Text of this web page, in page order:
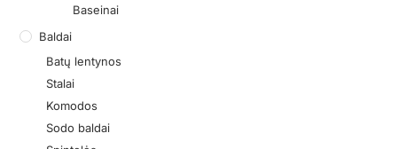
Baseinai
Baldai
Batų lentynos
Stalai
Komodos
Sodo baldai